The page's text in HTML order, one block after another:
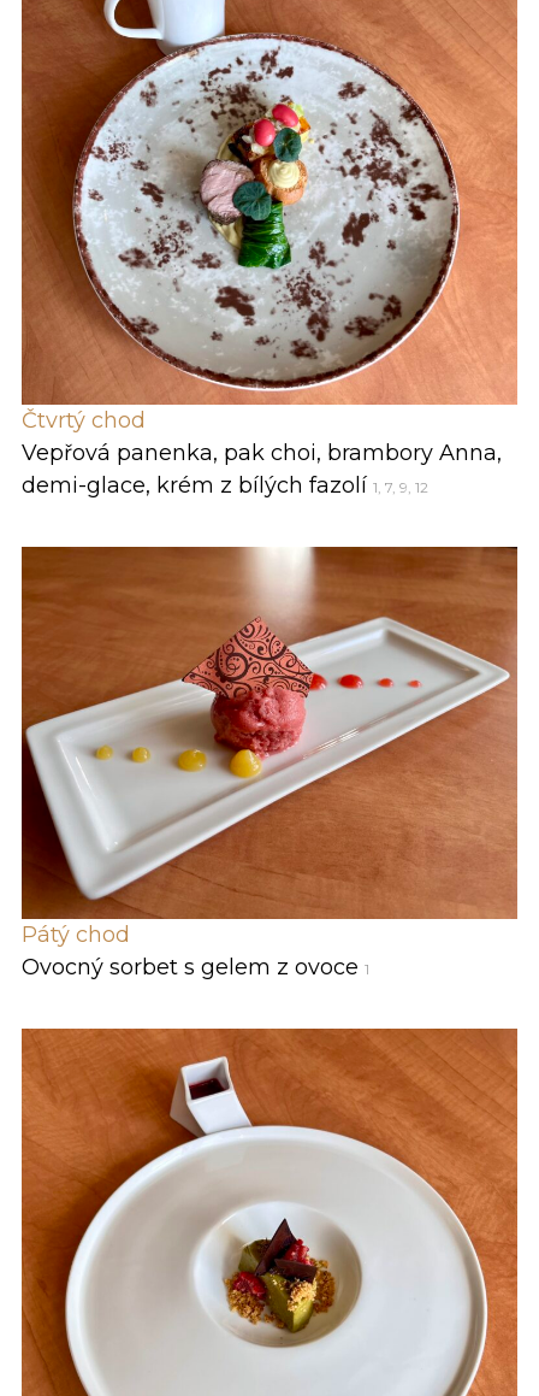
Čtvrtý chod
Vepřová panenka, pak choi, brambory Anna,
demi-glace, krém z bílých fazolí 1, 7, 9, 12
Pátý chod
Ovocný sorbet s gelem z ovoce 1